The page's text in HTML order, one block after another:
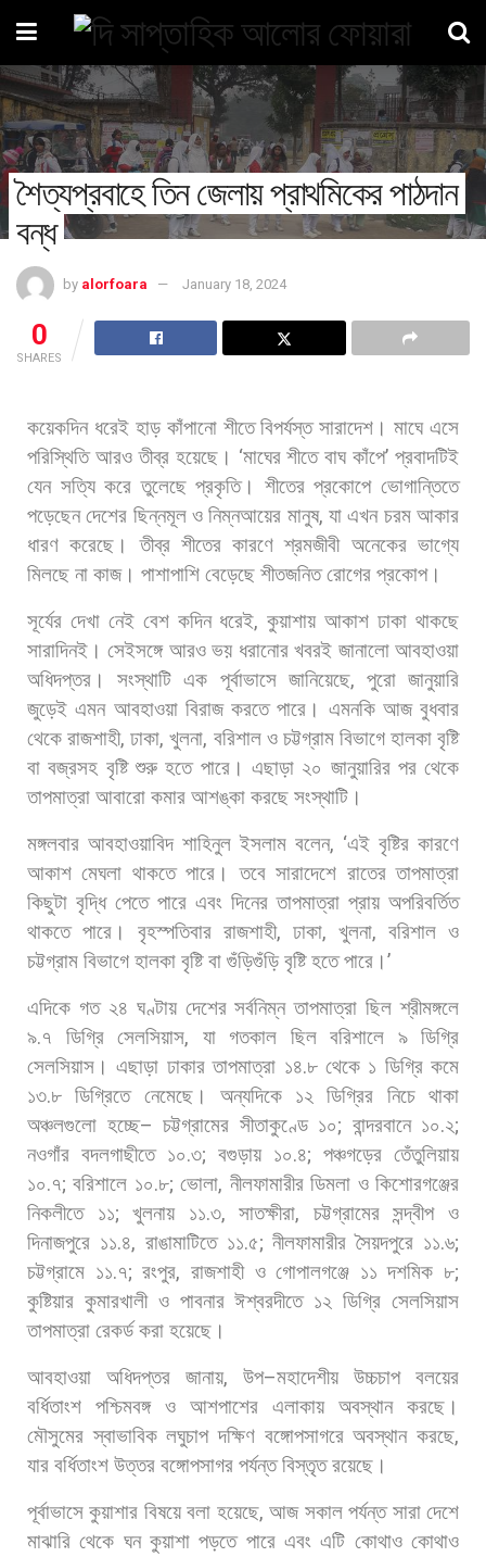
শৈত্যপ্রবাহে তিন জেলায় প্রাথমিকের পাঠদান
বন্ধ
by alorfoara January 18, 2024
0
SHARES
কয়েকদিন ধরেই হাড় কাঁপানো শীতে বিপর্যস্ত সারাদেশ। মাঘে এসে
পরিস্থিতি আরও তীব্র হয়েছে। ‘মাঘের শীতে বাঘ কাঁপে’ প্রবাদটিই
যেন সত্যি করে তুলেছে প্রকৃতি। শীতের প্রকোপে ভোগান্তিতে
পড়েছেন দেশের ছিন্নমূল ও নিম্নআয়ের মানুষ,যা এখন চরম আকার
ধারণ করেছে। তীব্র শীতের কারণে শ্রমজীবী অনেকের ভাগ্যে
মিলছে না কাজ। পাশাপাশি বেড়েছে শীতজনিত রোগের প্রকোপ।
সূর্যের দেখা নেই বেশ কদিন ধরেই,কুয়াশায় আকাশ ঢাকা থাকছে
সারাদিনই। সেইসঙ্গে আরও ভয় ধরানোর খবরই জানালো আবহাওয়া
অধিদপ্তর।
সংস্থাটি এক পূর্বাভাসে জানিয়েছে, পুরো জানুয়ারি
জুড়েই এমন আবহাওয়া বিরাজ করতে পারে। এমনকি আজ বুধবার
থেকে রাজশাহী,ঢাকা,খুলনা, বরিশাল ও চট্টগ্রাম বিভাগে হালকা বৃষ্টি
বা বজ্রসহ বৃষ্টি শুরু হতে পারে। এছাড়া ২০ জানুয়ারির পর থেকে
তাপমাত্রা আবারো কমার আশঙ্কা করছে সংস্থাটি।
মঙ্গলবার আবহাওয়াবিদ শাহিনুল ইসলাম বলেন, ‘এই বৃষ্টির কারণে
আকাশ মেঘলা থাকতে পারে। তবে সারাদেশে রাতের তাপমাত্রা
কিছুটা বৃদ্ধি পেতে পারে এবং দিনের তাপমাত্রা প্রায় অপরিবর্তিত
থাকতে পারে। বৃহস্পতিবার রাজশাহী, ঢাকা, খুলনা, বরিশাল ও
চট্টগ্রাম বিভাগে হালকা বৃষ্টি বা গুঁড়িগুঁড়ি বৃষ্টি হতে পারে।’
এদিকে গত ২৪ ঘণ্টায় দেশের সর্বনিম্ন তাপমাত্রা ছিল শ্রীমঙ্গলে
৯.৭ ডিগ্রি সেলসিয়াস, যা গতকাল ছিল বরিশালে ৯ ডিগ্রি
সেলসিয়াস। এছাড়া ঢাকার তাপমাত্রা ১৪.৮ থেকে ১ ডিগ্রি কমে
১৩.৮ ডিগ্রিতে নেমেছে। অন্যদিকে ১২ ডিগ্রির নিচে থাকা
অঞ্চলগুলো হচ্ছে– চট্টগ্রামের সীতাকুণ্ডে ১০; বান্দরবানে ১০.২;
নওগাঁর বদলগাছীতে ১০.৩; বগুড়ায় ১০.৪; পঞ্চগড়ের তেঁতুলিয়ায়
১০.৭;বরিশালে ১০.৮;ভোলা, নীলফামারীর ডিমলা ও কিশোরগঞ্জের
নিকলীতে
১১;খুলনায় ১১.৩,সাতক্ষীরা, চট্টগ্রামের সন্দ্বীপ ও
দিনাজপুরে ১১.৪, রাঙামাটিতে ১১.৫;নীলফামারীর সৈয়দপুরে ১১.৬;
চট্টগ্রামে ১১.৭;রংপুর, রাজশাহী ও গোপালগঞ্জে ১১ দশমিক ৮;
কুষ্টিয়ার কুমারখালী ও পাবনার ঈশ্বরদীতে ১২ ডিগ্রি সেলসিয়াস
তাপমাত্রা রেকর্ড করা হয়েছে।
আবহাওয়া অধিদপ্তর জানায়, উপ–মহাদেশীয় উচ্চচাপ
বলয়ের
বর্ধিতাংশ
পশ্চিমবঙ্গ ও আশপাশের এলাকায় অবস্থান
করছে।
মৌসুমের স্বাভাবিক লঘুচাপ দক্ষিণ বঙ্গোপসাগরে অবস্থান করছে,
যার বর্ধিতাংশ উত্তর বঙ্গোপসাগর পর্যন্ত বিস্তৃত রয়েছে।
পূর্বাভাসে কুয়াশার বিষয়ে বলা হয়েছে,আজ সকাল পর্যন্ত সারা দেশে
মাঝারি থেকে ঘন কুয়াশা পড়তে পারে এবং এটি কোথাও কোথাও